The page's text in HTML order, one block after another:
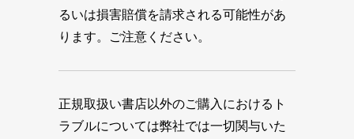
るいは損害賠償を請求される可能性があ
ります。ご注意ください。
正規取扱い書店以外のご購入におけるト
ラブルについては弊社では一切関与いた